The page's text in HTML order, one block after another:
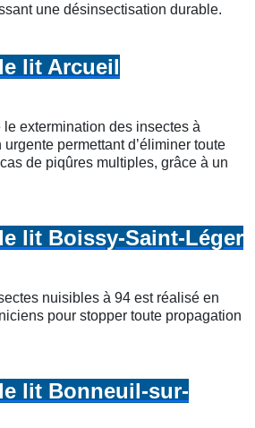
une désinsectisation durable.
lit Arcueil
le extermination des insectes à
permettant d’éliminer toute
de piqûres multiples, grâce à un
lit Boissy-Saint-Léger
nuisibles à 94 est réalisé en
pour stopper toute propagation
lit Bonneuil-sur-